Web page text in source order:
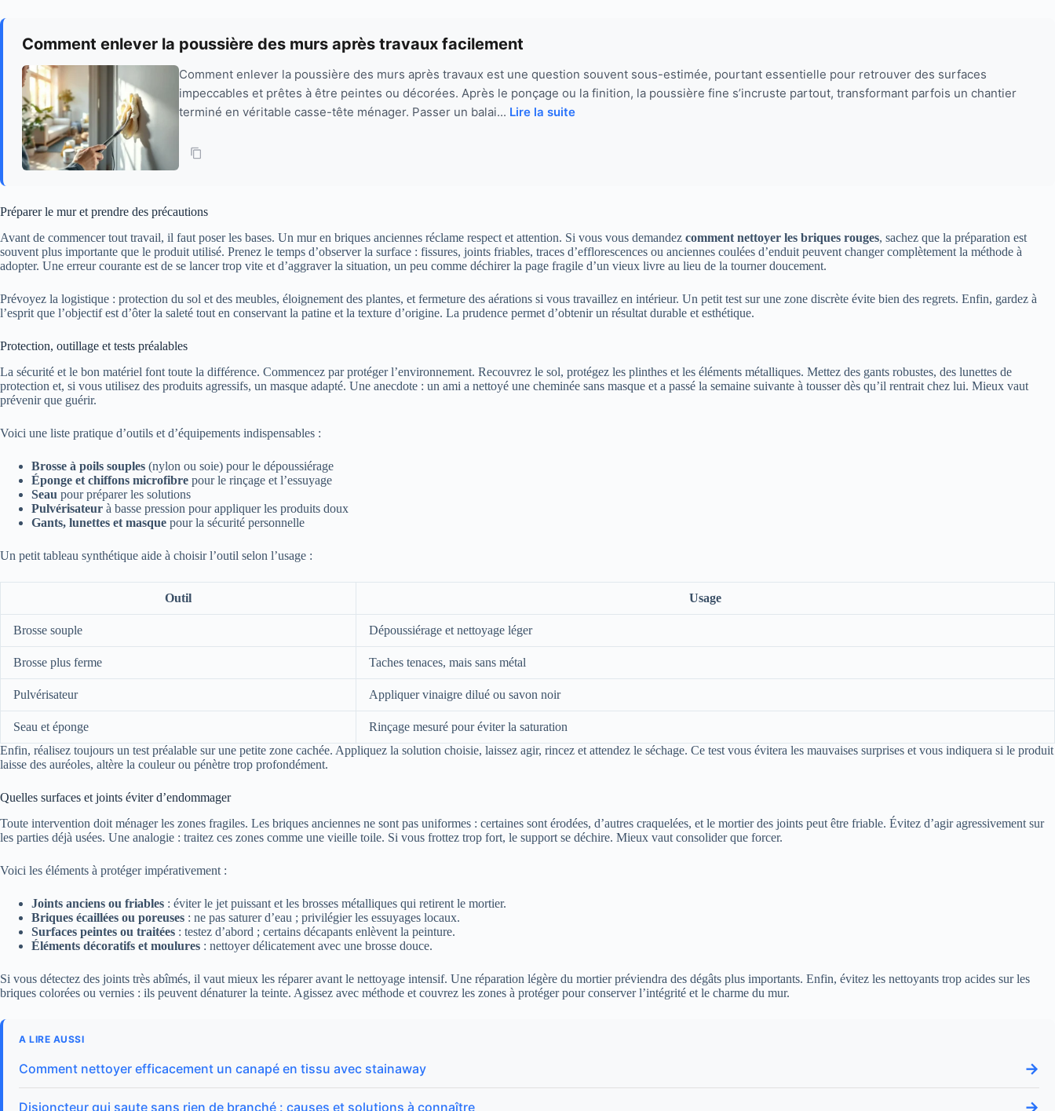
Comment enlever la poussière des murs après travaux facilement
Comment enlever la poussière des murs après travaux est une question souvent sous-estimée, pourtant essentielle pour retrouver des surfaces
impeccables et prêtes à être peintes ou décorées. Après le ponçage ou la finition, la poussière fine s’incruste partout, transformant parfois un chantier
terminé en véritable casse-tête ménager. Passer un balai... Lire la suite
Préparer le mur et prendre des précautions
Avant de commencer tout travail, il faut poser les bases. Un mur en briques anciennes réclame respect et attention. Si vous vous demandez comment nettoyer les briques rouges, sachez que la préparation est
souvent plus importante que le produit utilisé. Prenez le temps d’observer la surface : fissures, joints friables, traces d’efflorescences ou anciennes coulées d’enduit peuvent changer complètement la méthode à
adopter. Une erreur courante est de se lancer trop vite et d’aggraver la situation, un peu comme déchirer la page fragile d’un vieux livre au lieu de la tourner doucement.
Prévoyez la logistique : protection du sol et des meubles, éloignement des plantes, et fermeture des aérations si vous travaillez en intérieur. Un petit test sur une zone discrète évite bien des regrets. Enfin, gardez à
l’esprit que l’objectif est d’ôter la saleté tout en conservant la patine et la texture d’origine. La prudence permet d’obtenir un résultat durable et esthétique.
Protection, outillage et tests préalables
La sécurité et le bon matériel font toute la différence. Commencez par protéger l’environnement. Recouvrez le sol, protégez les plinthes et les éléments métalliques. Mettez des gants robustes, des lunettes de
protection et, si vous utilisez des produits agressifs, un masque adapté. Une anecdote : un ami a nettoyé une cheminée sans masque et a passé la semaine suivante à tousser dès qu’il rentrait chez lui. Mieux vaut
prévenir que guérir.
Voici une liste pratique d’outils et d’équipements indispensables :
Brosse à poils souples (nylon ou soie) pour le dépoussiérage
Éponge et chiffons microfibre pour le rinçage et l’essuyage
Seau pour préparer les solutions
Pulvérisateur à basse pression pour appliquer les produits doux
Gants, lunettes et masque pour la sécurité personnelle
Un petit tableau synthétique aide à choisir l’outil selon l’usage :
Outil Usage
Brosse souple Dépoussiérage et nettoyage léger
Brosse plus ferme Taches tenaces, mais sans métal
Pulvérisateur Appliquer vinaigre dilué ou savon noir
Seau et éponge
Rinçage mesuré pour éviter la saturation
Enfin, réalisez toujours un test préalable sur une petite zone cachée. Appliquez la solution choisie, laissez agir, rincez et attendez le séchage. Ce test vous évitera les mauvaises surprises et vous indiquera si le produit
laisse des auréoles, altère la couleur ou pénètre trop profondément.
Quelles surfaces et joints éviter d’endommager
Toute intervention doit ménager les zones fragiles. Les briques anciennes ne sont pas uniformes : certaines sont érodées, d’autres craquelées, et le mortier des joints peut être friable. Évitez d’agir agressivement sur
les parties déjà usées. Une analogie : traitez ces zones comme une vieille toile. Si vous frottez trop fort, le support se déchire. Mieux vaut consolider que forcer.
Voici les éléments à protéger impérativement :
Joints anciens ou friables : éviter le jet puissant et les brosses métalliques qui retirent le mortier.
Briques écaillées ou poreuses : ne pas saturer d’eau ; privilégier les essuyages locaux.
Surfaces peintes ou traitées : testez d’abord ; certains décapants enlèvent la peinture.
Éléments décoratifs et moulures : nettoyer délicatement avec une brosse douce.
Si vous détectez des joints très abîmés, il vaut mieux les réparer avant le nettoyage intensif. Une réparation légère du mortier préviendra des dégâts plus importants. Enfin, évitez les nettoyants trop acides sur les
briques colorées ou vernies : ils peuvent dénaturer la teinte. Agissez avec méthode et couvrez les zones à protéger pour conserver l’intégrité et le charme du mur.
A LIRE AUSSI
Comment nettoyer efficacement un canapé en tissu avec stainaway →
Disjoncteur qui saute sans rien de branché : causes et solutions à connaître →